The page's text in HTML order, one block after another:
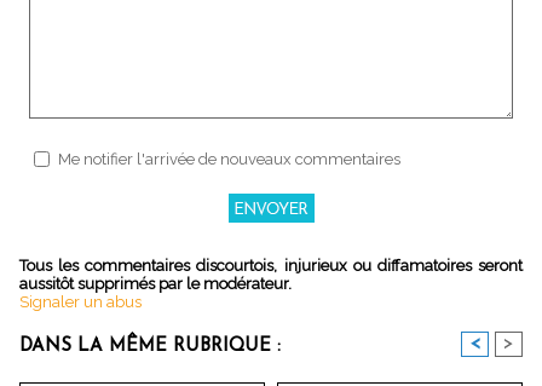
Me notifier l'arrivée de nouveaux commentaires
Tous les commentaires discourtois, injurieux ou diffamatoires seront
aussitôt supprimés par le modérateur.
Signaler un abus
DANS LA MÊME RUBRIQUE : < >